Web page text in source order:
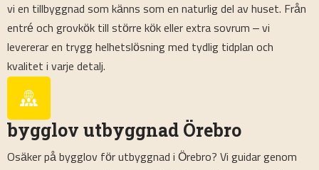
vi en tillbyggnad som känns som en naturlig del av huset. Från
entré och grovkök till större kök eller extra sovrum – vi
levererar en trygg helhetslösning med tydlig tidplan och
kvalitet i varje detalj.
bygglov utbyggnad Örebro
Osäker på bygglov för utbyggnad i Örebro? Vi guidar genom